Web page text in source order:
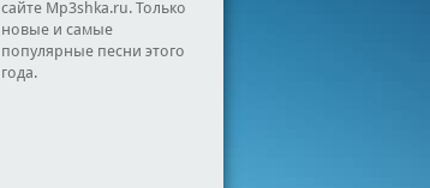
сайте Mp3shka.ru. Только
новые и самые
популярные песни этого
года.